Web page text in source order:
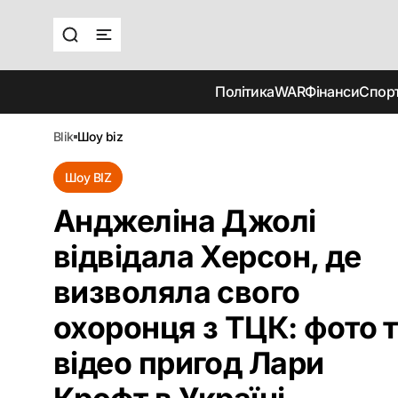
ПолітикаWARФінанси
blik шоу biz
Шоу BIZ
Анджеліна Джолі
відвідала Херсон, де
визволяла свого
охоронця з ТЦК: фото
відео пригод Лари